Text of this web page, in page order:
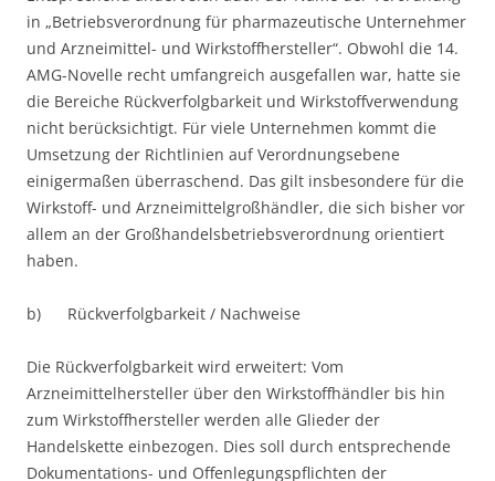
in „Betriebsverordnung für pharmazeutische Unternehmer
und Arzneimittel- und Wirkstoffhersteller“. Obwohl die 14.
AMG-Novelle recht umfangreich ausgefallen war, hatte sie
die Bereiche Rückverfolgbarkeit und Wirkstoffverwendung
nicht berücksichtigt. Für viele Unternehmen kommt die
Umsetzung der Richtlinien auf Verordnungsebene
einigermaßen überraschend. Das gilt insbesondere für die
Wirkstoff- und Arzneimittelgroßhändler, die sich bisher vor
allem an der Großhandelsbetriebsverordnung orientiert
haben.
b) Rückverfolgbarkeit / Nachweise
Die Rückverfolgbarkeit wird erweitert: Vom
Arzneimittelhersteller über den Wirkstoffhändler bis hin
zum Wirkstoffhersteller werden alle Glieder der
Handelskette einbezogen. Dies soll durch entsprechende
Dokumentations- und Offenlegungspflichten der